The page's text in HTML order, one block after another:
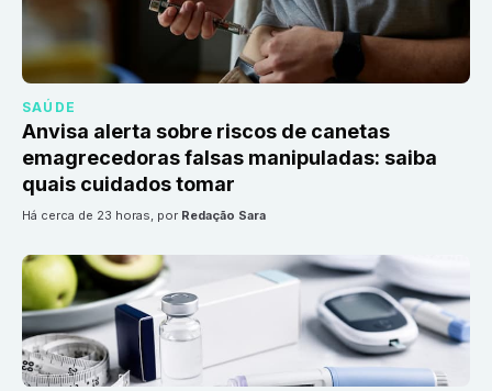
SAÚDE
Anvisa alerta sobre riscos de canetas
emagrecedoras falsas manipuladas: saiba
quais cuidados tomar
há cerca de 23 horas, por Redação Sara